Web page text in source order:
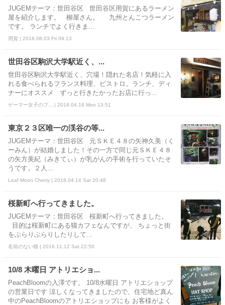
JUGEMテーマ：世田谷区 世田谷区用賀にあるラーメン
屋を紹介します。 柳屋さん。 九州とんこつラーメン
です。 ランチでよく行きま...
用賀 | 2018.08.03 Fri 09:13
世田谷区駒沢大学駅近く、...
世田谷区駒沢大学駅近く、穴場！隠れた名店！気軽に入
れる食べられるフランス料理、ビストロ。ランチ、ディ
ナーにオススメ ずっと行きたかったお店に行っ...
ゲーマー女子のプ... | 2018.04.16 Mon 13:51
東京２３区唯一の渓谷の等...
JUGEMテーマ：世田谷区 元ＳＫＥ４８の矢神久美（く
ーみん）が結婚しました！その一方で同じ元ＳＫＥ４８
の矢方美紀（みきてぃ）が乳がんの手術を行っていたそ
うです。２人...
Leaf Moon Cherry | 2018.04.14 Sat 20:48
桜新町へ行ってきました。
JUGEMテーマ：世田谷区 桜新町へ行ってきました。
目的は桜新町にある猫カフェなんですが、 ちょっと街
をぶらりぶらりしたりして...
名前のない猫 | 2016.11.12 Sat 22:50
10/8 木曜日 アトリエショ...
PeachBloomの入澤です。 10/8水曜日 アトリエショップ
の営業日です 涼しくなってきましたので、住宅地ど真ん
中のPeachBloomのアトリエショップにも お客様がよく